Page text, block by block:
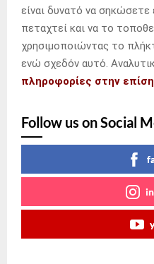
είναι δυνατό να σηκώσετε
πεταχτεί και να το
χρησιμοποιώντας το
ενώ σχεδόν αυτό.
πληροφορίες στην
Follow us on Social